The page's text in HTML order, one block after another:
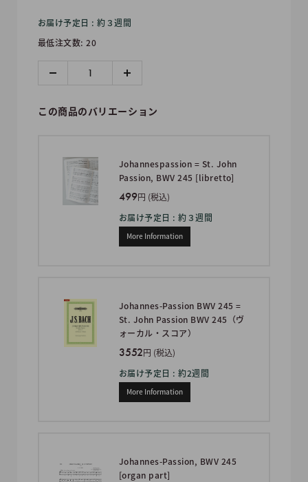
価
格
お届け予定日 : 約３週間
最低注文数: 20
この商品のバリエーション
Johannespassion = St. John
Passion, BWV 245 [libretto]
499円 (税込)
お届け予定日 : 約３週間
More Information
Johannes-Passion BWV 245 =
St. John Passion BWV 245（ヴ
ォーカル・スコア）
3552円 (税込)
お届け予定日 : 約2週間
More Information
Johannes-Passion, BWV 245
[organ part]